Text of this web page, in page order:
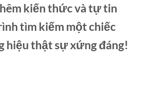
kiến thức và tự tin
tìm kiếm một chiếc
hiệu thật sự xứng đáng!